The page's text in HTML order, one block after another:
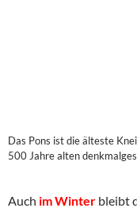
Das Pons ist die älteste
500 Jahre alten
Auch im Winter bleibt